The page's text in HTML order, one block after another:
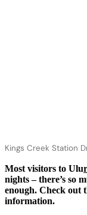
Kings Creek Station
Most visitors to Ulur
nights – there’s so
enough. Check out
information.